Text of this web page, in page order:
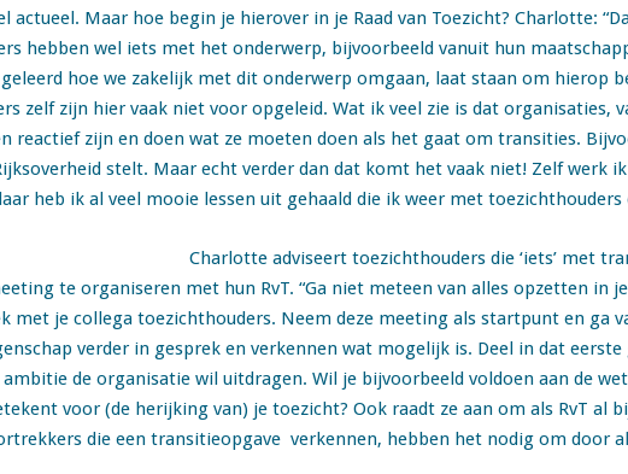
actueel. Maar hoe begin je hierover in je Raad van Toezicht? Charlotte:
hebben wel iets met het onderwerp, bijvoorbeeld vanuit hun
hoe we zakelijk met dit onderwerp omgaan, laat staan om hierop
zelf zijn hier vaak niet voor opgeleid. Wat ik veel zie is dat organisaties,
reactief zijn en doen wat ze moeten doen als het gaat om transities.
stelt. Maar echt verder dan dat komt het vaak niet! Zelf werk
heb ik al veel mooie lessen uit gehaald die ik weer met toezichthouders
Charlotte adviseert toezichthouders die ‘iets’ met
te organiseren met hun RvT. “Ga niet meteen van alles opzetten in
met je collega toezichthouders. Neem deze meeting als startpunt en ga
verder in gesprek en verkennen wat mogelijk is. Deel in dat
de organisatie wil uitdragen. Wil je bijvoorbeeld voldoen aan de
voor (de herijking van) je toezicht? Ook raadt ze aan om als RvT al
die een transitieopgave verkennen, hebben het nodig om door